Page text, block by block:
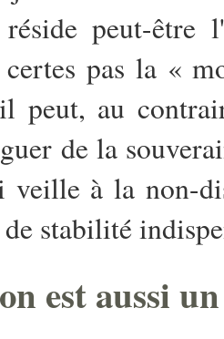
peut-être
pas la «
au
de la
veille à la non-
stabilité
est aussi